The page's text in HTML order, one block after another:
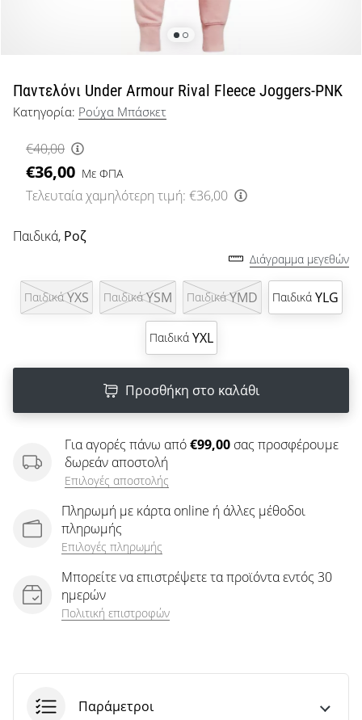
μπάσκετ
όπως
εμείς;
μαζί
μας
ως
πρεσβευτής
μάρκας
άρθρων
Παντελόνι Under Armour Rival Fleece Joggers-PNK
Κατηγορία: Ρούχα Μπάσκετ
€40,00
€36,00 Με ΦΠΑ
Τελευταία χαμηλότερη τιμή: €36,00
Παιδικά, Ροζ
Διάγραμμα μεγεθών
Παιδικά YXS Παιδικά YSM Παιδικά YMD Παιδικά YLG
Παιδικά YXL
Προσθήκη στο καλάθι
Για αγορές πάνω από€99,00 σας προσφέρουμε
δωρεάν αποστολή
Επιλογές αποστολής
Πληρωμή με κάρτα online ή άλλες μέθοδοι
πληρωμής
Επιλογές πληρωμής
Μπορείτε να επιστρέψετε τα προϊόντα εντός 30
ημερών
Πολιτική επιστροφών
Παράμετροι